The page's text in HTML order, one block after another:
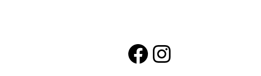
https://www.facebook.com/bohemianlifestyle.be Instagram